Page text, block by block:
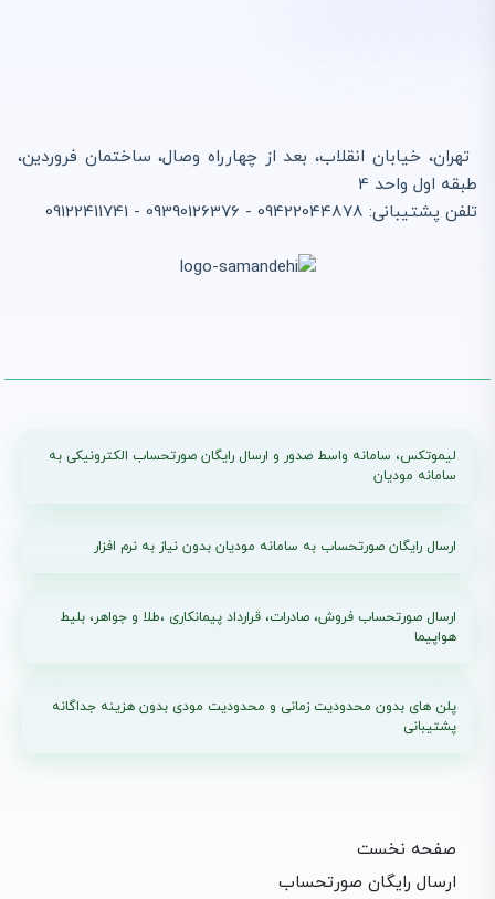
تهران، خیابان انقلاب، بعد از چهارراه وصال، ساختمان فروردین،
طبقه اول واحد 4
تلفن پشتیبانی: 09422044878 - 09390126376 - 09122411741
لیموتکس، سامانه واسط صدور و ارسال رایگان صورتحساب الکترونیکی به
سامانه مودیان
ارسال رایگان صورتحساب به سامانه مودیان بدون نیاز به نرم افزار
ارسال صورتحساب فروش، صادرات، قرارداد پیمانکاری ،طلا و جواهر، بلیط
هواپیما
پلن های بدون محدودیت زمانی و محدودیت مودی بدون هزینه جداگانه
پشتیبانی
صفحه نخست
ارسال رایگان صورتحساب